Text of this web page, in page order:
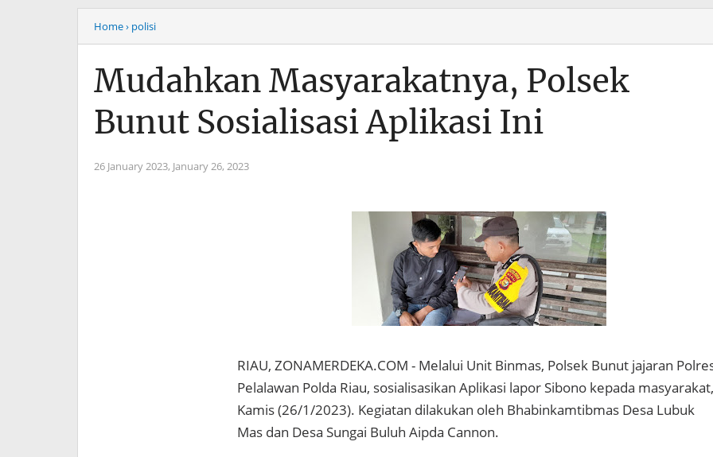
Home› polisi
Mudahkan Masyarakatnya, Polsek
Bunut Sosialisasi Aplikasi Ini
26 January 2023, January 26, 2023
RIAU, ZONAMERDEKA.COM - Melalui Unit Binmas, Polsek Bunut jajaran
Pelalawan Polda Riau, sosialisasikan Aplikasi lapor Sibono kepada masyarakat,
Kamis (26/1/2023). Kegiatan dilakukan oleh Bhabinkamtibmas Desa Lubuk
Mas dan Desa Sungai Buluh Aipda Cannon.